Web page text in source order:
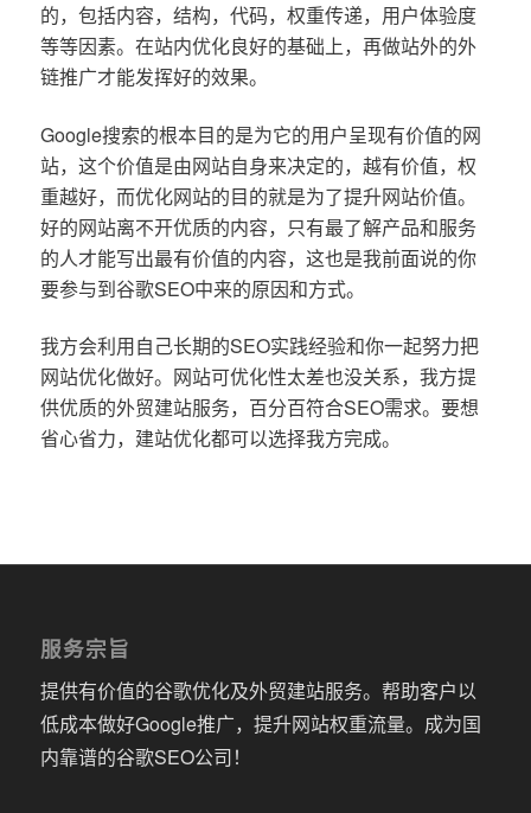
的，包括内容，结构，代码，权重传递，用户体验度
等等因素。在站内优化良好的基础上，再做站外的外
链推广才能发挥好的效果。
Google搜索的根本目的是为它的用户呈现有价值的网
站，这个价值是由网站自身来决定的，越有价值，权
重越好，而优化网站的目的就是为了提升网站价值。
好的网站离不开优质的内容，只有最了解产品和服务
的人才能写出最有价值的内容，这也是我前面说的你
要参与到谷歌SEO中来的原因和方式。
我方会利用自己长期的SEO实践经验和你一起努力把
网站优化做好。网站可优化性太差也没关系，我方提
供优质的外贸建站服务，百分百符合SEO需求。要想
省心省力，建站优化都可以选择我方完成。
服务宗旨
提供有价值的谷歌优化及外贸建站服务。帮助客户以
低成本做好Google推广，提升网站权重流量。成为国
内靠谱的谷歌SEO公司！